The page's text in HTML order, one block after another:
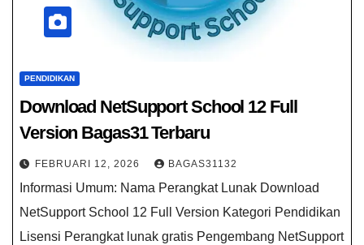
PENDIDIKAN
Download NetSupport School 12 Full
Version​ Bagas31 Terbaru
FEBRUARI 12, 2026 BAGAS31132
Informasi Umum: Nama Perangkat Lunak Download
NetSupport School 12 Full Version​ Kategori Pendidikan
Lisensi Perangkat lunak gratis Pengembang NetSupport